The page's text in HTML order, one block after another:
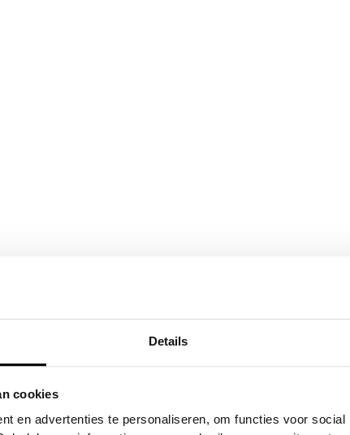
Details
cookies
en advertenties te personaliseren, om functies voor
has occurred while loadingwww.jvk.nl(see the